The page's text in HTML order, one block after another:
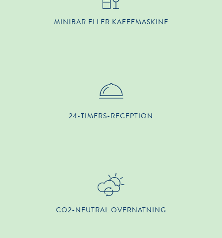
MINIBAR ELLER KAFFEMASKINE
24-TIMERS-RECEPTION
CO2-NEUTRAL OVERNATNING